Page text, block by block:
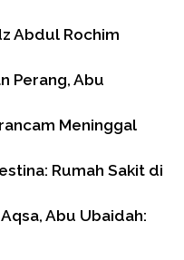
Abdul Rochim
Perang, Abu
Meninggal
Rumah Sakit di
Abu Ubaidah: